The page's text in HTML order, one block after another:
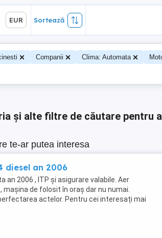
EUR Sortează
Companii Clima: Automata
și alte filtre de căutare pentru
te-ar putea interesa
diesel an 2006
an 2006 , ITP și asigurare valabile. Aer
de folosit în oraș dar nu numai.
actelor. Pentru cei interesați mai